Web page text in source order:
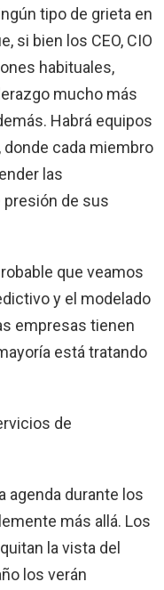
tipo de grieta en
si bien los CEO, CIO
habituales,
mucho más
Habrá equipos
cada miembro
las
de sus
que veamos
y el modelado
empresas tienen
está tratando
de
agenda durante los
más allá. Los
la vista del
los verán